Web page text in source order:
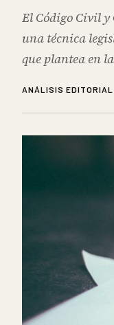
El Código Civil
una técnica
que plantea en
ANÁLISIS